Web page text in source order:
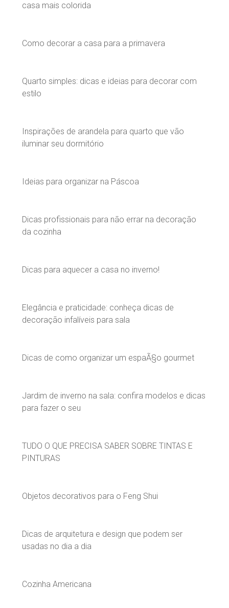
casa mais colorida
Como decorar a casa para a primavera
Quarto simples: dicas e ideias para decorar com
estilo
Inspirações de arandela para quarto que vão
iluminar seu dormitório
Ideias para organizar na Páscoa
Dicas profissionais para não errar na decoração
da cozinha
Dicas para aquecer a casa no inverno!
Elegância e praticidade: conheça dicas de
decoração infalíveis para sala
Dicas de como organizar um espaÃ§o gourmet
Jardim de inverno na sala: confira modelos e dicas
para fazer o seu
TUDO O QUE PRECISA SABER SOBRE TINTAS E
PINTURAS
Objetos decorativos para o Feng Shui
Dicas de arquitetura e design que podem ser
usadas no dia a dia
Cozinha Americana